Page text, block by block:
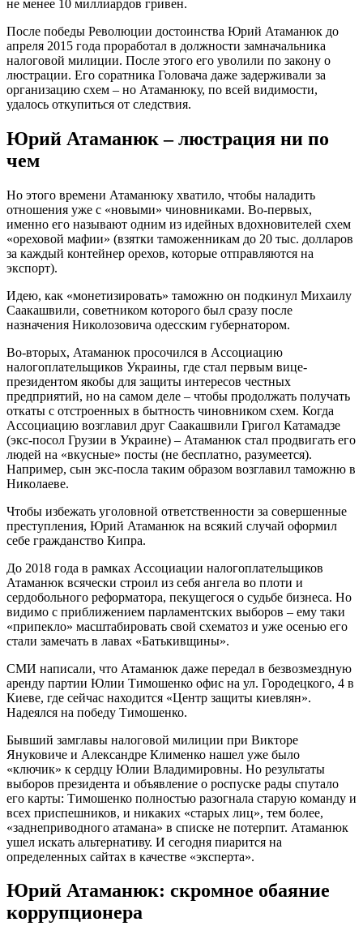
не менее 10 миллиардов гривен.
После победы Революции достоинства Юрий Атаманюк до
апреля 2015 года проработал в должности замначальника
налоговой милиции. После этого его уволили по закону о
люстрации. Его соратника Головача даже задерживали за
организацию схем – но Атаманюку, по всей видимости,
удалось откупиться от следствия.
Юрий Атаманюк – люстрация ни по
чем
Но этого времени Атаманюку хватило, чтобы наладить
отношения уже с «новыми» чиновниками. Во-первых,
именно его называют одним из идейных вдохновителей схем
«ореховой мафии» (взятки таможенникам до 20 тыс. долларов
за каждый контейнер орехов, которые отправляются на
экспорт).
Идею, как «монетизировать» таможню он подкинул Михаилу
Саакашвили, советником которого был сразу после
назначения Николозовича одесским губернатором.
Во-вторых, Атаманюк просочился в Ассоциацию
налогоплательщиков Украины, где стал первым вице-
президентом якобы для защиты интересов честных
предприятий, но на самом деле – чтобы продолжать получать
откаты с отстроенных в бытность чиновником схем. Когда
Ассоциацию возглавил друг Саакашвили Григол Катамадзе
(экс-посол Грузии в Украине) – Атаманюк стал продвигать его
людей на «вкусные» посты (не бесплатно, разумеется).
Например, сын экс-посла таким образом возглавил таможню в
Николаеве.
Чтобы избежать уголовной ответственности за совершенные
преступления, Юрий Атаманюк на всякий случай оформил
себе гражданство Кипра.
До 2018 года в рамках Ассоциации налогоплательщиков
Атаманюк всячески строил из себя ангела во плоти и
сердобольного реформатора, пекущегося о судьбе бизнеса. Но
видимо с приближением парламентских выборов – ему таки
«припекло» масштабировать свой схематоз и уже осенью его
стали замечать в лавах «Батькивщины».
СМИ написали, что Атаманюк даже передал в безвозмездную
аренду партии Юлии Тимошенко офис на ул. Городецкого, 4 в
Киеве, где сейчас находится «Центр защиты киевлян».
Надеялся на победу Тимошенко.
Бывший замглавы налоговой милиции при Викторе
Януковиче и Александре Клименко нашел уже было
«ключик» к сердцу Юлии Владимировны. Но результаты
выборов президента и объявление о роспуске рады спутало
его карты: Тимошенко полностью разогнала старую команду и
всех приспешников, и никаких «старых лиц», тем более,
«заднеприводного атамана» в списке не потерпит. Атаманюк
ушел искать альтернативу. И сегодня пиарится на
определенных сайтах в качестве «эксперта».
Юрий Атаманюк: скромное обаяние
коррупционера